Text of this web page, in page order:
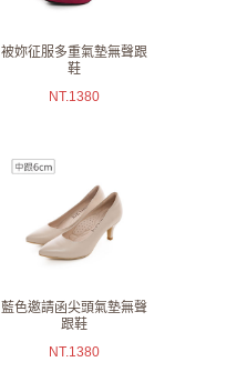
被妳征服多重氣墊無聲跟
鞋
NT.1380
藍色邀請函尖頭氣墊無聲
跟鞋
NT.1380